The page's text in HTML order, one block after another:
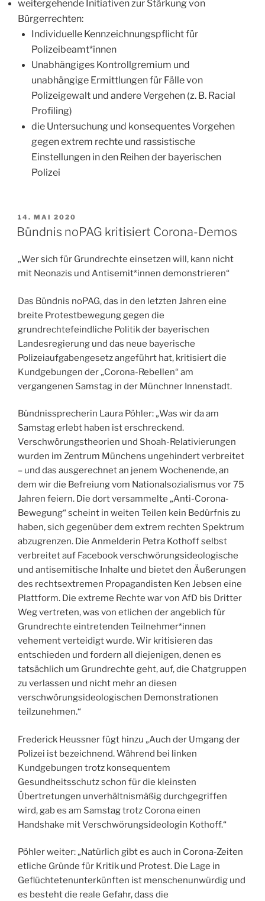
weitergehende Initiativen zur Stärkung von
Bürgerrechten:
Individuelle Kennzeichnungspflicht für
Polizeibeamt*innen
Unabhängiges Kontrollgremium und
unabhängige Ermittlungen für Fälle von
Polizeigewalt und andere Vergehen (z. B. Racial
Profiling)
die Untersuchung und konsequentes Vorgehen
gegen extrem rechte und rassistische
Einstellungen in den Reihen der bayerischen
Polizei
VERÖFFENTLICHT
AM
14. MAI 2020
Bündnis noPAG kritisiert Corona-Demos
„Wer sich für Grundrechte einsetzen will, kann nicht
mit Neonazis und Antisemit*innen demonstrieren“
Das Bündnis noPAG, das in den letzten Jahren eine
breite Protestbewegung gegen die
grundrechtefeindliche Politik der bayerischen
Landesregierung und das neue bayerische
Polizeiaufgabengesetz angeführt hat, kritisiert die
Kundgebungen der „Corona-Rebellen“ am
vergangenen Samstag in der Münchner Innenstadt.
Bündnissprecherin Laura Pöhler: „Was wir da am
Samstag erlebt haben ist erschreckend.
Verschwörungstheorien und Shoah-Relativierungen
wurden im Zentrum Münchens ungehindert verbreitet
– und das ausgerechnet an jenem Wochenende, an
dem wir die Befreiung vom Nationalsozialismus vor 75
Jahren feiern. Die dort versammelte „Anti-Corona-
Bewegung“ scheint in weiten Teilen kein Bedürfnis zu
haben, sich gegenüber dem extrem rechten Spektrum
abzugrenzen. Die Anmelderin Petra Kothoff selbst
verbreitet auf Facebook verschwörungsideologische
und antisemitische Inhalte und bietet den Äußerungen
des rechtsextremen Propagandisten Ken Jebsen eine
Plattform. Die extreme Rechte war von AfD bis Dritter
Weg vertreten, was von etlichen der angeblich für
Grundrechte eintretenden Teilnehmer*innen
vehement verteidigt wurde. Wir kritisieren das
entschieden und fordern all diejenigen, denen es
tatsächlich um Grundrechte geht, auf, die Chatgruppen
zu verlassen und nicht mehr an diesen
verschwörungsideologischen Demonstrationen
teilzunehmen.“
Frederick Heussner fügt hinzu „Auch der Umgang der
Polizei ist bezeichnend. Während bei linken
Kundgebungen trotz konsequentem
Gesundheitsschutz schon für die kleinsten
Übertretungen unverhältnismäßig durchgegriffen
wird, gab es am Samstag trotz Corona einen
Handshake mit Verschwörungsideologin Kothoff.“
Pöhler weiter: „Natürlich gibt es auch in Corona-Zeiten
etliche Gründe für Kritik und Protest. Die Lage in
Geflüchtetenunterkünften ist menschenunwürdig und
es besteht die reale Gefahr, dass die